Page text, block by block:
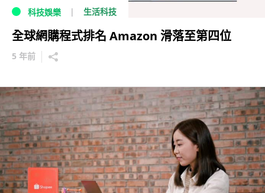
科技娛樂 生活科技
全球網購程式排名 Amazon 滑落至第四位
5 年前